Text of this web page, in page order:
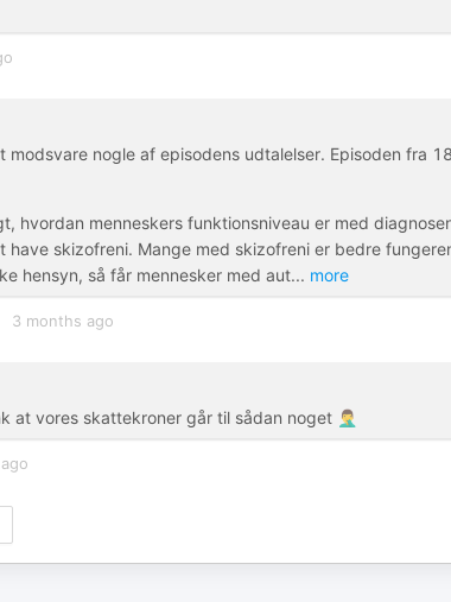
nogle af episodens udtalelser. Episoden fra
hvordan menneskers funktionsniveau er med
skizofreni. Mange med skizofreni er bedre
hensyn, så får mennesker med aut... more
3 months ago
vores skattekroner går til sådan noget 🤦‍♂️